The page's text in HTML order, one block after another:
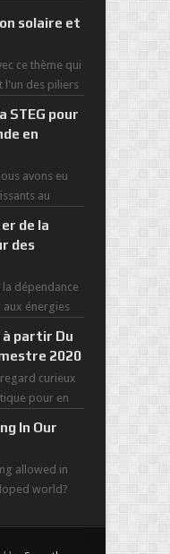
solaire et
ce thème qui
l'un des piliers
STEG pour
en
avons eu
au
de la
des
dépendance
aux énergies
partir Du
2020
curieux
pour en
In Our
allowed in
world?